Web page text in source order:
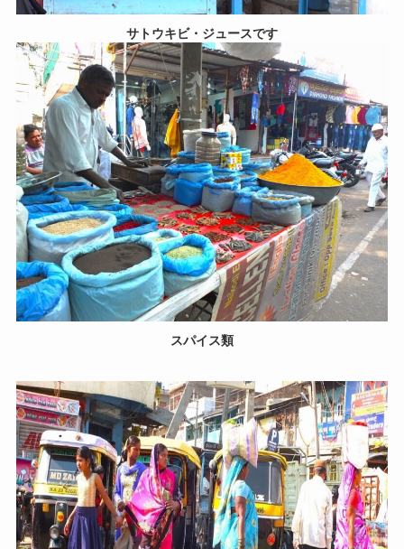
サトウキビ・ジュースです
スパイス類